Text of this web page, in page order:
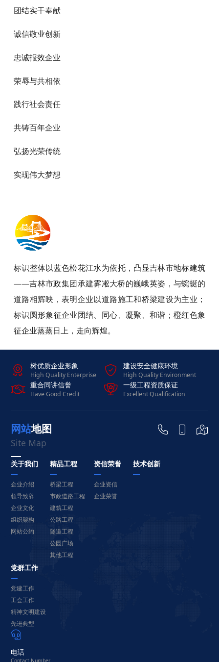
团结实干奉献
诚信敬业创新
忠诚报效企业
荣辱与共相依
践行社会责任
共铸百年企业
弘扬光荣传统
实现伟大梦想
标识整体以蓝色松花江水为依托，凸显吉林市地标建筑
——吉林市政集团承建雾凇大桥的巍峨英姿，与蜿蜒的
道路相辉映，表明企业以道路施工和桥梁建设为主业；
标识圆形象征企业团结、同心、凝聚、和谐；橙红色象
征企业蒸蒸日上，走向辉煌。
 树优质企业形象
High Quality Enterprise  建设安全健康环境
High Quality Environment
 重合同讲信誉
Have Good Credit  一级工程资质保证
Excellent Qualification
Site Map
网站地图   
关于我们
企业介绍
领导致辞
企业文化
组织架构
网站公约
精品工程
桥梁工程
市政道路工程
建筑工程
公路工程
隧道工程
公园广场
其他工程
资信荣誉
企业资信
企业荣誉
技术创新
党群工作
党建工作
工会工作
精神文明建设
先进典型

电话
Contact Number